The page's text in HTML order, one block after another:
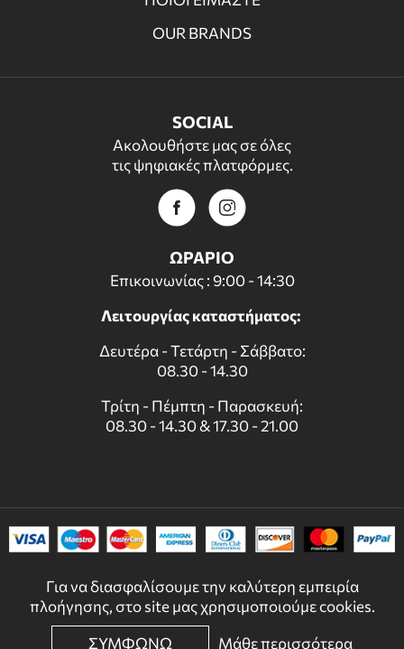
Για να διασφαλίσουμε την καλύτερη εμπειρία
πλοήγησης, στο site μας χρησιμοποιούμε cookies.
ΣΥΜΦΩΝΩ
Μάθε περισσότερα
OUR BRANDS
SOCIAL
Ακολουθήστε μας σε όλες
τις ψηφιακές πλατφόρμες.
ΩΡΑΡΙΟ
Επικοινωνίας : 9:00 - 14:30
Λειτουργίας καταστήματος:
Δευτέρα - Τετάρτη - Σάββατο:
08.30 - 14.30
Τρίτη - Πέμπτη - Παρασκευή:
08.30 - 14.30 & 17.30 - 21.00